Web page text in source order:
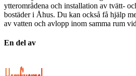
ytterområdena och installation av tvätt‑
bostäder i Åhus. Du kan också få hjälp
av vatten och avlopp inom samma rum
En del av